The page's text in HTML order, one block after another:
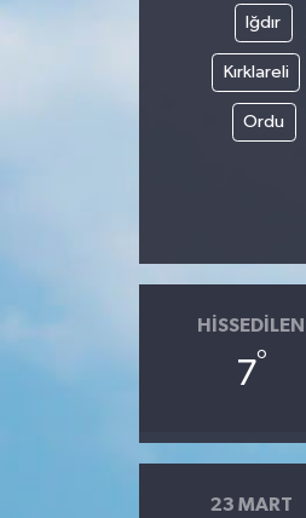
Iğdır
Kırklareli
Ordu
HISSEDILEN
7°
23 MART